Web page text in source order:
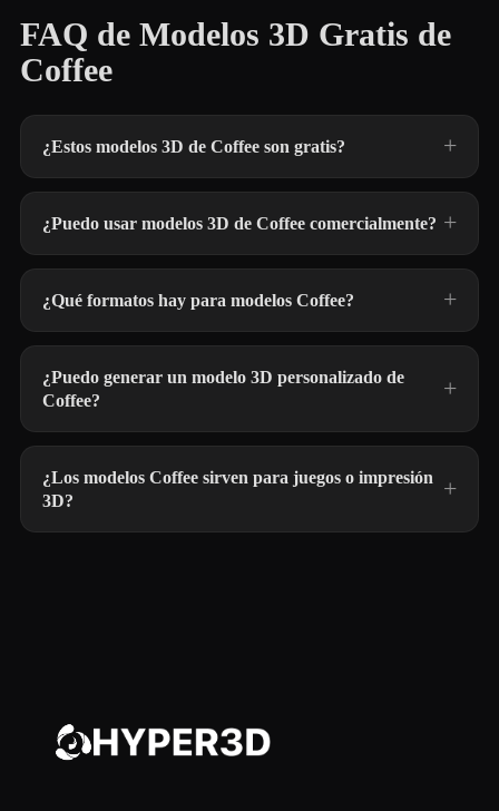
FAQ de Modelos 3D Gratis de
Coffee
¿Estos modelos 3D de Coffee son gratis?
¿Puedo usar modelos 3D de Coffee comercialmente?
¿Qué formatos hay para modelos Coffee?
¿Puedo generar un modelo 3D personalizado de
Coffee?
¿Los modelos Coffee sirven para juegos o impresión
3D?